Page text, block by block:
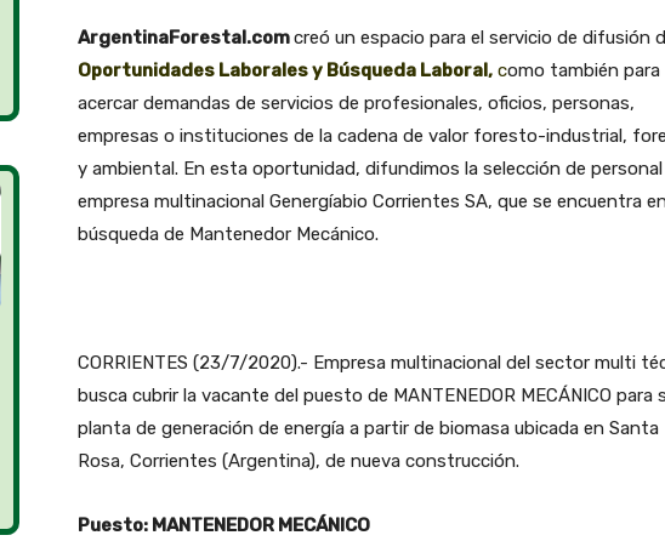
ArgentinaForestal.comcreó un espacio para el servicio de difusión
Oportunidades Laborales y Búsqueda Laboral,como también para
acercar demandas de servicios de profesionales, oficios, personas,
empresas o instituciones de la cadena de valor foresto-industrial,
y ambiental. En esta oportunidad, difundimos la selección de personal
empresa multinacional Genergíabio Corrientes SA, que se encuentra
búsqueda de Mantenedor Mecánico.
CORRIENTES (23/7/2020).- Empresa multinacional del sector multi
busca cubrir la vacante del puesto de MANTENEDOR MECÁNICO para
planta de generación de energía a partir de biomasa ubicada en Santa
Rosa, Corrientes (Argentina), de nueva construcción.
Puesto: MANTENEDOR MECÁNICO